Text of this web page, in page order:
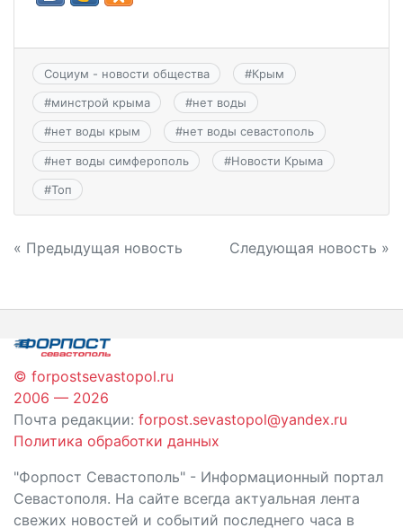
Социум - новости общества #Крым
#минстрой крыма #нет воды
#нет воды крым #нет воды севастополь
#нет воды симферополь #Новости Крыма
#Топ
Навигация
записям
« Предыдущая новость Следующая новость »
© forpostsevastopol.ru
2006 — 2026
Почта редакции: forpost.sevastopol@yandex.ru
Политика обработки данных
"Форпост Севастополь" - Информационный портал
Севастополя. На сайте всегда актуальная лента
свежих новостей и событий последнего часа в